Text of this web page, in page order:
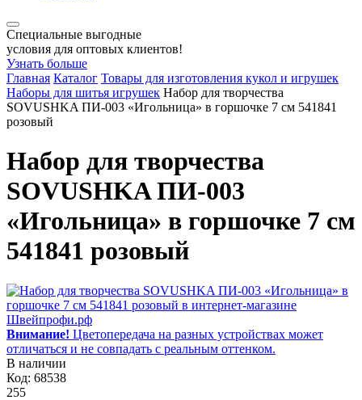
Специальные выгодные
условия для оптовых клиентов!
Узнать больше
Главная Каталог Товары для изготовления кукол и игрушек
Наборы для шитья игрушек Набор для творчества
SOVUSHKA ПИ-003 «Игольница» в горшочке 7 см 541841
розовый
Набор для творчества
SOVUSHKA ПИ-003
«Игольница» в горшочке 7 см
541841 розовый
Внимание! Цветопередача на разных устройствах может
отличаться и не совпадать с реальным оттенком.
В наличии
Код: 68538
255